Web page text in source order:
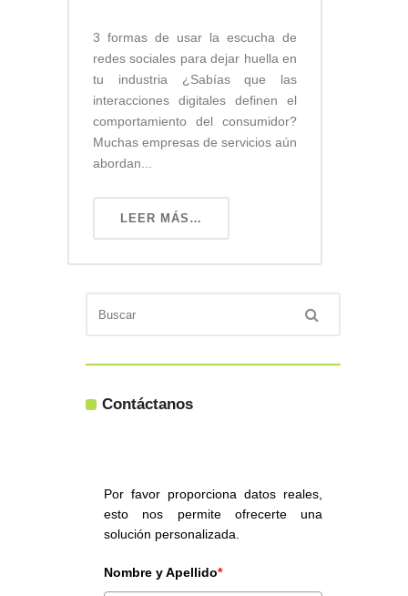
3 formas de usar la escucha de
redes sociales para dejar huella en
tu industria ¿Sabías que las
interacciones digitales definen el
comportamiento del consumidor?
Muchas empresas de servicios aún
abordan...
LEER MÁS…
Contáctanos
Por favor proporciona datos reales,
esto nos permite ofrecerte una
solución personalizada.
Nombre y Apellido*